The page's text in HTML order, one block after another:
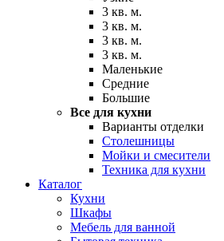
3 кв. м.
3 кв. м.
3 кв. м.
3 кв. м.
Маленькие
Средние
Большие
Все для кухни
Варианты отделки
Столешницы
Мойки и смесители
Техника для кухни
Каталог
Кухни
Шкафы
Мебель для ванной